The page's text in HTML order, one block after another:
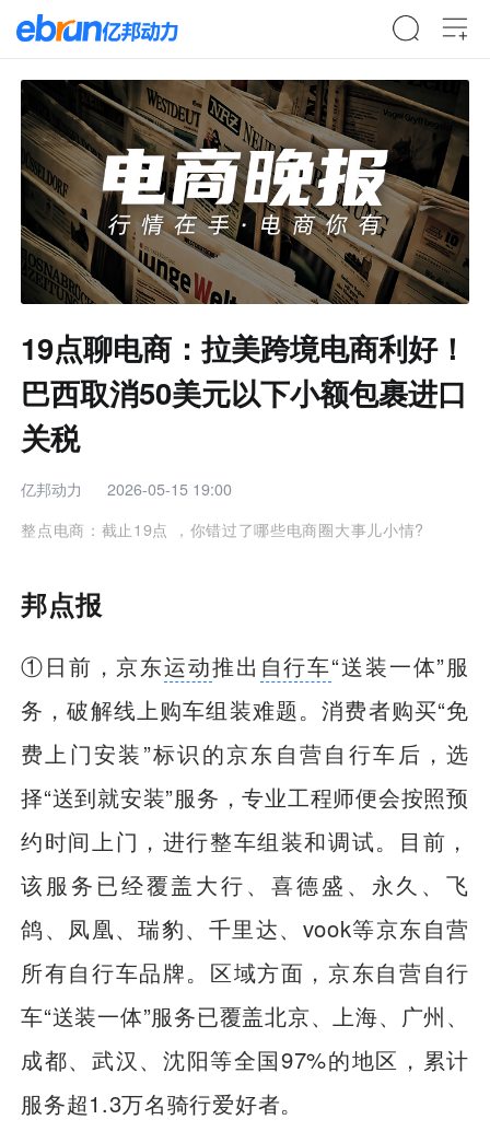
19点聊电商：拉美跨境电商利好！
巴西取消50美元以下小额包裹进口
关税
亿邦动力
2026-05-15 19:00
整点电商：截止19点 ，你错过了哪些电商圈大事儿小情?
邦点报
①日前，京东运动推出 自行车“送装一体”服
务，破解线上购车组装难题。消费者购买“免
费上门安装”标识的京东自营自行车后，选
择“送到就安装”服务，专业工程师便会按照预
约时间上门，进行整车组装和调试。目前，
该服务已经覆盖大行、喜德盛、永久、飞
鸽、凤凰、瑞豹、千里达、vook等京东自营
所有自行车品牌。区域方面，京东自营自行
车“送装一体”服务已覆盖北京、上海、广州、
成都、武汉、沈阳等全国97%的地区，累计
服务超1.3万名骑行爱好者。